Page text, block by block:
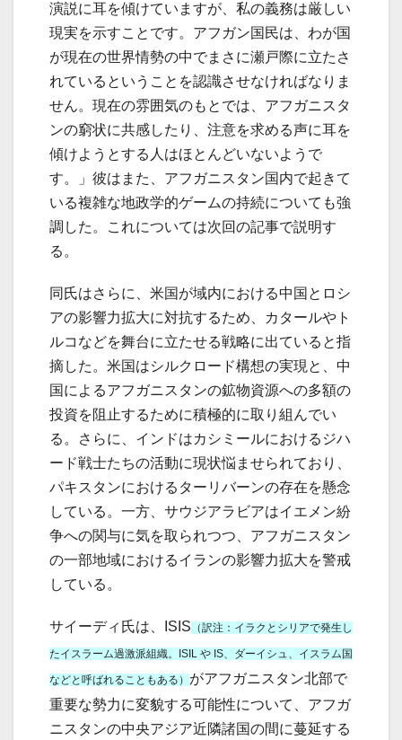
演説に耳を傾けていますが、私の義務は厳しい
現実を示すことです。アフガン国民は、わが国
が現在の世界情勢の中でまさに瀬戸際に立たさ
れているということを認識させなければなりま
せん。現在の雰囲気のもとでは、アフガニスタ
ンの窮状に共感したり、注意を求める声に耳を
傾けようとする人はほとんどいないようで
す。」彼はまた、アフガニスタン国内で起きて
いる複雑な地政学的ゲームの持続についても強
調した。これについては次回の記事で説明す
る。
同氏はさらに、米国が域内における中国とロシ
アの影響力拡大に対抗するため、カタールやト
ルコなどを舞台に立たせる戦略に出ていると指
摘した。米国はシルクロード構想の実現と、中
国によるアフガニスタンの鉱物資源への多額の
投資を阻止するために積極的に取り組んでい
る。さらに、インドはカシミールにおけるジハ
ード戦士たちの活動に現状悩ませられており、
パキスタンにおけるターリバーンの存在を懸念
している。一方、サウジアラビアはイエメン紛
争への関与に気を取られつつ、アフガニスタン
の一部地域におけるイランの影響力拡大を警戒
している。
サイーディ氏は、ISIS （訳注：イラクとシリアで発生し
たイスラーム過激派組織。ISIL や IS、ダーイシュ、イスラム国
などと呼ばれることもある） がアフガニスタン北部で
重要な勢力に変貌する可能性について、アフガ
ニスタンの中央アジア近隣諸国の間に蔓延する